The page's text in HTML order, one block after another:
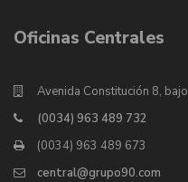
Oficinas Centrales
Avenida Constitución 8, bajo
(0034) 963 489 732
(0034) 963 489 673
central@grupo90.com